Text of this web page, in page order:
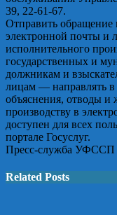
39, 22-61-67.
Отправить
электронной почты и
исполнительного
государственных и
должникам и
лицам — направлять в
объяснения, отводы и
производству в
доступен для всех
портале Госуслуг.
Пресс-служба УФССП
Related Posts